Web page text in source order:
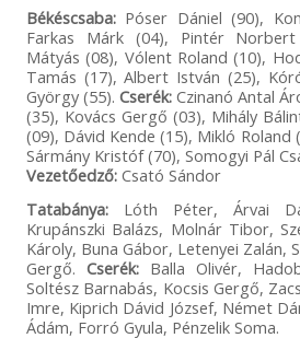
Békéscsaba:Póser Dániel (90),
Farkas Márk (04), Pintér
Mátyás (08), Vólent Roland (10),
Tamás (17), Albert István (25),
György (55). Cserék:Czinanó Antal
(35), Kovács Gergő (03), Mihály
(09), Dávid Kende (15), Mikló Roland
Sármány Kristóf (70), Somogyi Pál
Vezetőedző:Csató Sándor
Tatabánya:Lóth Péter, Árvai
Krupánszki Balázs, Molnár Tibor,
Károly, Buna Gábor, Letenyei Zalán,
Gergő. Cserék:Balla Olivér,
Soltész Barnabás, Kocsis Gergő,
Imre, Kiprich Dávid József, Német
Ádám, Forró Gyula, Pénzelik Soma.